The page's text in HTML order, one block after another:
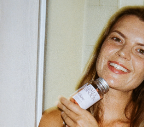
Metilsulfonilmetanas, paprastųjų
ekstraktas, kapsulės apvalkalas
hidroksipropilmetilceliuliozė,
ūglių ekstraktas (kuriame yra silicio),
ekstraktas, tikrojo vynmedžio
selenometioninas, pantoteno rūgštis,
astaksantinas iš gėlavandenių
acetatas.